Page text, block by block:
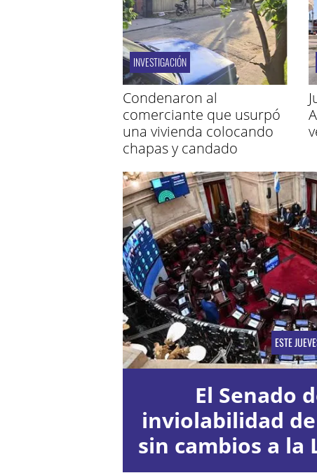
INVESTIGACIÓN
Condenaron al
comerciante que usurpó
una vivienda colocando
chapas y candado
ESTE
El Senado
inviolabilidad
sin cambios a la